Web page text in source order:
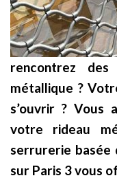
rencontrez
métallique ?
s’ouvrir ? Vous
votre rideau
serrurerie basée
sur Paris 3 vous